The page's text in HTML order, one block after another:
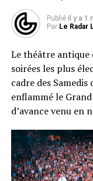
leur programme de
Une
même le
Avant de parler
sur l’atmosphère
c’est aussi tout un
quoi se restaurer
aussi une vraie
avec des luthiers,
des disquaires
Publié il y a 1
Par Le Radar
Le théâtre antique
soirées les plus
cadre des
enflammé le
d’avance venu en